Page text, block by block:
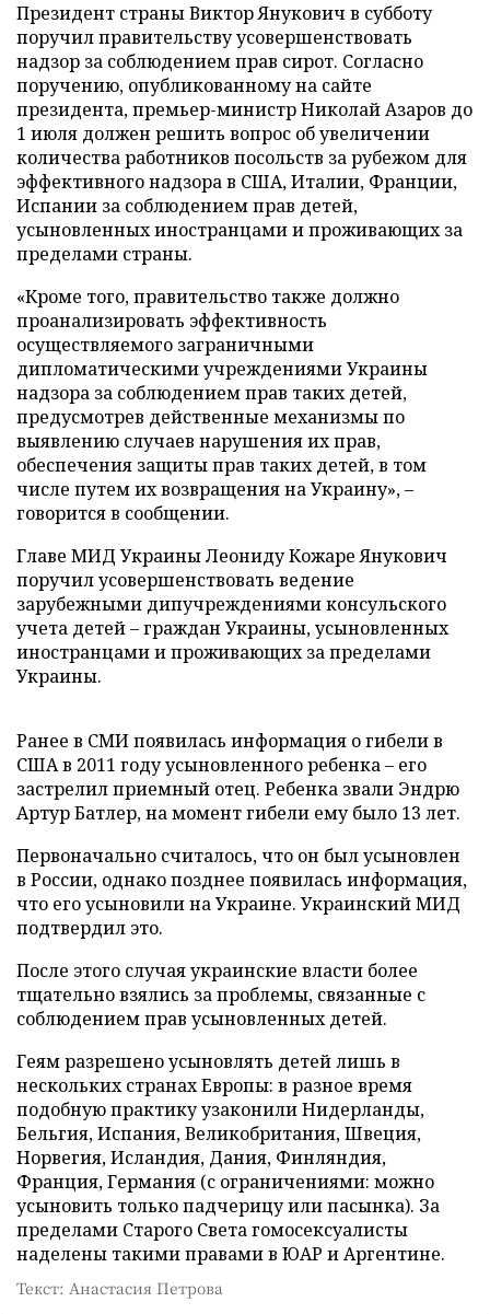
Президент страны Виктор Янукович в субботу
поручил правительству усовершенствовать
надзор за соблюдением прав сирот. Согласно
поручению, опубликованному на сайте
президента, премьер-министр Николай Азаров до
1 июля должен решить вопрос об увеличении
количества работников посольств за рубежом для
эффективного надзора в США, Италии, Франции,
Испании за соблюдением прав детей,
усыновленных иностранцами и проживающих за
пределами страны.
«Кроме того, правительство также должно
проанализировать эффективность
осуществляемого заграничными
дипломатическими учреждениями Украины
надзора за соблюдением прав таких детей,
предусмотрев действенные механизмы по
выявлению случаев нарушения их прав,
обеспечения защиты прав таких детей, в том
числе путем их возвращения на Украину», –
говорится в сообщении.
Главе МИД Украины Леониду Кожаре Янукович
поручил усовершенствовать ведение
зарубежными дипучреждениями консульского
учета детей – граждан Украины, усыновленных
иностранцами и проживающих за пределами
Украины.
Ранее в СМИ появилась информация о гибели в
США в 2011 году усыновленного ребенка – его
застрелил приемный отец. Ребенка звали Эндрю
Артур Батлер, на момент гибели ему было 13 лет.
Первоначально считалось, что он был усыновлен
в России, однако позднее появилась информация,
что его усыновили на Украине. Украинский МИД
подтвердил это.
После этого случая украинские власти более
тщательно взялись за проблемы, связанные с
соблюдением прав усыновленных детей.
Геям разрешено усыновлять детей лишь в
нескольких странах Европы: в разное время
подобную практику узаконили Нидерланды,
Бельгия, Испания, Великобритания, Швеция,
Норвегия, Исландия, Дания, Финляндия,
Франция, Германия (с ограничениями: можно
усыновить только падчерицу или пасынка). За
пределами Старого Света гомосексуалисты
наделены такими правами в ЮАР и Аргентине.
Текст: Анастасия Петрова